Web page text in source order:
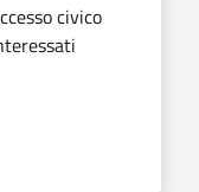
civico